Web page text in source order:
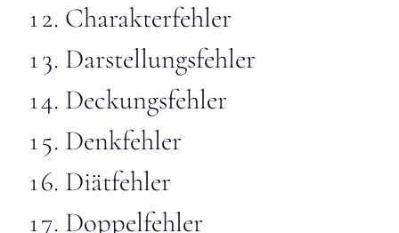
Charakterfehler
Darstellungsfehler
Deckungsfehler
Denkfehler
Diätfehler
Doppelfehler